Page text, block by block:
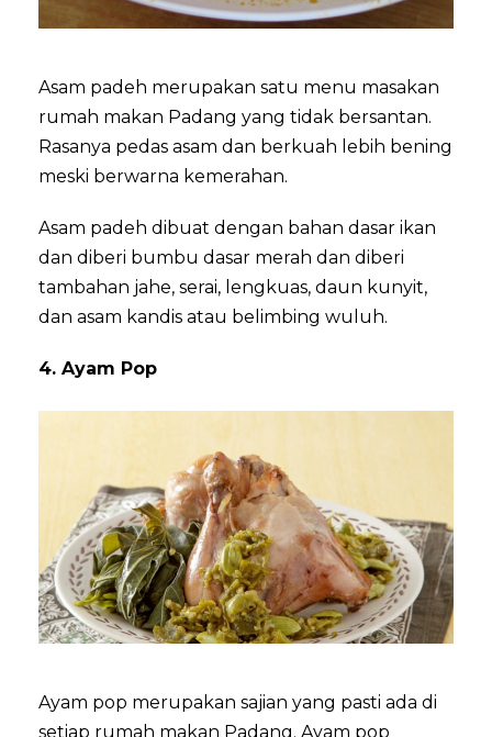
Asam padeh merupakan satu menu masakan
rumah makan Padang yang tidak bersantan.
Rasanya pedas asam dan berkuah lebih bening
meski berwarna kemerahan.
Asam padeh dibuat dengan bahan dasar ikan
dan diberi bumbu dasar merah dan diberi
tambahan jahe, serai, lengkuas, daun kunyit,
dan asam kandis atau belimbing wuluh.
4. Ayam Pop
Ayam pop merupakan sajian yang pasti ada di
setiap rumah makan Padang. Ayam pop